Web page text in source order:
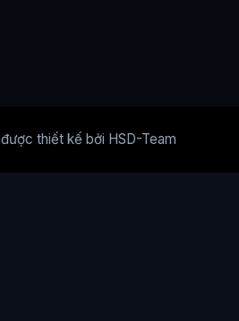
được thiết kế bởi HSD-Team